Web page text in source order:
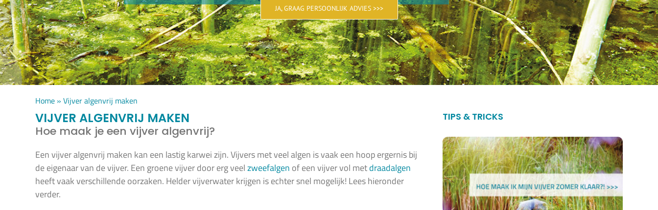
JA, GRAAG PERSOONLIJK ADVIES >>>
Home» Vijver algenvrij maken
VIJVER ALGENVRIJ MAKEN
Hoe maak je een vijver algenvrij?
Een vijver algenvrij maken kan een lastig karwei zijn. Vijvers met veel algen is vaak een hoop ergernis bij
de eigenaar van de vijver. Een groene vijver door erg veelzweefalgen of een vijver vol metdraadalgen
heeft vaak verschillende oorzaken. Helder vijverwater krijgen is echter snel mogelijk! Lees hieronder
verder.
TIPS & TRICKS